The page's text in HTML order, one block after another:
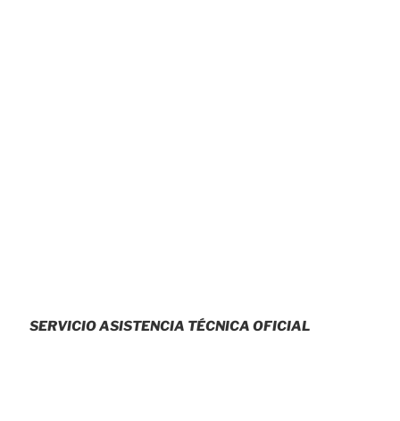
SERVICIO ASISTENCIA TÉCNICA OFICIAL